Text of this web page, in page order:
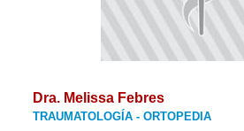
Dra. Melissa Febres
TRAUMATOLOGÍA - ORTOPEDIA